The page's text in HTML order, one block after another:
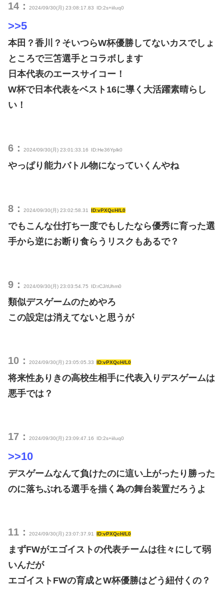
14： 2024/09/30(月) 23:08:17.83 ID:2s+iiIuq0
>>5
本田？香川？そいつらW杯優勝してないカスでしょ
ところで三笘選手とコラボします
日本代表のエースサイコー！
W杯で日本代表をベスト16に導く大活躍素晴らし
い！
6： 2024/09/30(月) 23:01:33.16 ID:He36Yplk0
やっぱり能力バトル物になっていくんやね
8： 2024/09/30(月) 23:02:58.31 ID:vPXQcH/L0
でもこんな仕打ち一度でもしたなら優秀に育った選
手から逆にお断り食らうリスクもあるで？
9： 2024/09/30(月) 23:03:54.75 ID:rCJ/tUhm0
類似デスゲームのためやろ
この設定は消えてないと思うが
10： 2024/09/30(月) 23:05:05.33 ID:vPXQcH/L0
将来性ありきの高校生相手に代表入りデスゲームは
悪手では？
17： 2024/09/30(月) 23:09:47.16 ID:2s+iiIuq0
>>10
デスゲームなんて負けたのに這い上がったり勝った
のに落ちぶれる選手を描く為の舞台装置だろうよ
11： 2024/09/30(月) 23:07:37.91 ID:vPXQcH/L0
まずFWがエゴイストの代表チームは往々にして弱
いんだが
エゴイストFWの育成とW杯優勝はどう紐付くの？